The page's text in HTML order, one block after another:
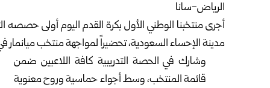
الرياض-سانا
أجرى منتخبنا الوطني الأول بكرة القدم اليوم أولى حصصه
مدينة الإحساء السعودية، تحضيراً لمواجهة منتخب
وشارك في الحصة التدريبية كافة اللاعبين ضمن
قائمة المنتخب، وسط أجواء حماسية وروح معنوية